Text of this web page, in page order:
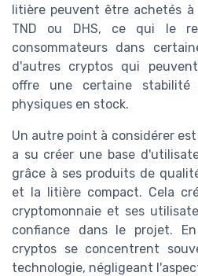
litière peuvent être achetés
TND ou DHS, ce qui le
consommateurs dans
d'autres cryptos qui
offre une certaine
physiques en stock.
Un autre point à considérer
a su créer une base
grâce à ses produits de
et la litière compact. Cela
cryptomonnaie et ses
confiance dans le projet.
cryptos se concentrent
technologie, négligeant